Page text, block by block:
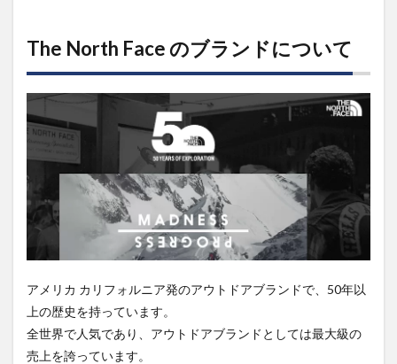
Face
のブ
ラン
つい
て
ORGANIC
COTTON
TOTE
NM81616
の基本情
報
THE
NORTH
ORGANIC
COTTON
The North Face のブランドについて
アメリカ カリフォルニア発のアウトドアブランドで、50年以
上の歴史を持っています。
全世界で人気であり、アウトドアブランドとしては最大級の
売上を誇っています。